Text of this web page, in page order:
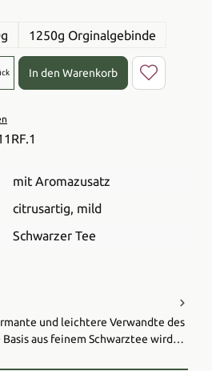
1250g Orginalgebinde
Wert ein oder benutze die
In den Warenkorb
mit Aromazusatz
citrusartig, mild
Schwarzer Tee
und leichtere Verwandte des
Basis aus feinem Schwarztee wird…